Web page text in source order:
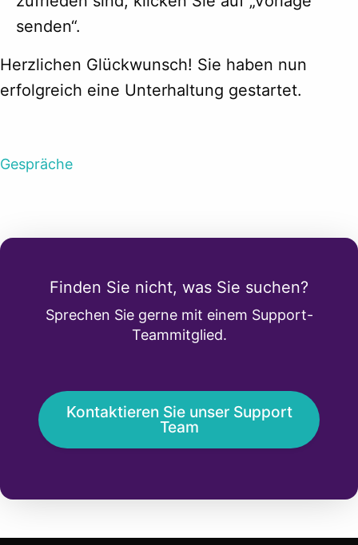
senden“.
Herzlichen Glückwunsch! Sie haben nun
erfolgreich eine Unterhaltung gestartet.
Gespräche
Finden Sie nicht, was Sie suchen?
Sprechen Sie gerne mit einem Support-
Teammitglied.
Kontaktieren Sie unser Support
Team